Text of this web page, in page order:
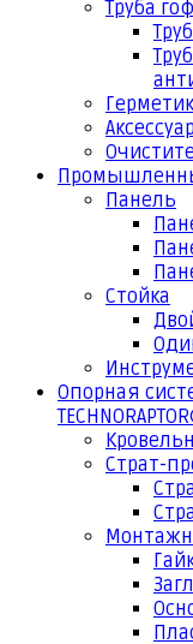
Труба
Панель
Стойка
Опорная
Страт-